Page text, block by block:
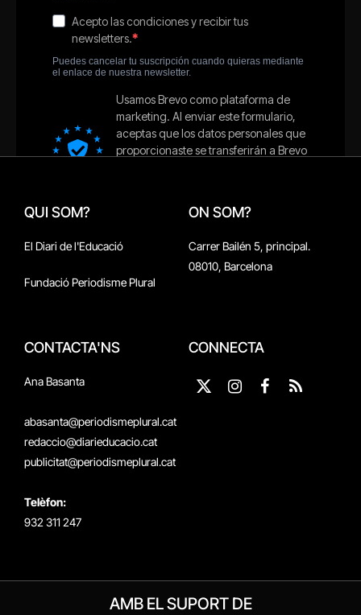
QUI SOM?
El Diari de l'Educació
Fundació Periodisme Plural
ON SOM?
Carrer Bailén 5, principal.
08010, Barcelona
CONTACTA'NS
Ana Basanta
abasanta@periodismeplural.cat
redaccio@diarieducacio.cat
publicitat@periodismeplural.cat
Telèfon:
932 311 247
CONNECTA
X
InstagramFacebook
RSS
AMB EL SUPORT DE